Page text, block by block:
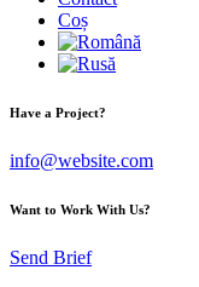
Coș
Have a Project?
info@website.com
Want to Work With Us?
Send Brief